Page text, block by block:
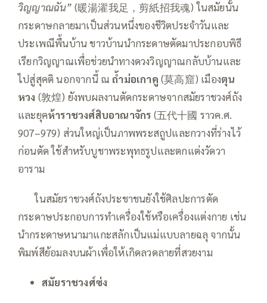
วิญญาณฉัน” (暖湯濯我足，剪紙招我魂) ในสมัยนั้น
กระดาษกลายมาเป็นส่วนหนึ่งของชีวิตประจำวันและ
ประเพณีพื้นบ้าน ชาวบ้านนำกระดาษตัดมาประกอบพิธี
เรียกวิญญาณเพื่อช่วยนำทางดวงวิญญาณกลับบ้านและ
ไปสู่สุคติ นอกจากนี้ ณถ้ำม่อเกาคู(莫高窟) เมืองตุน
หวง (敦煌) ยังพบผลงานตัดกระดาษจากสมัยราชวงศ์ถัง
และยุคห้าราชวงศ์สิบอาณาจักร (五代十國 ราวค.ศ.
907–979) ส่วนใหญ่เป็นภาพพระสถูปและกวางที่ร่างไว้
ก่อนตัด ใช้สำหรับบูชาพระพุทธรูปและตกแต่งวัดวา
อาราม
——ในสมัยราชวงศ์ถังประชาชนยังใช้ศิลปะการตัด
กระดาษประกอบการทำเครื่องใช้หรือเครื่องแต่งกาย เช่น
นำกระดาษหนามาแกะสลักเป็นแม่แบบลายฉลุ จากนั้น
พิมพ์สีย้อมลงบนผ้าเพื่อให้เกิดลวดลายที่สวยงาม
สมัยราชวงศ์ซ่ง